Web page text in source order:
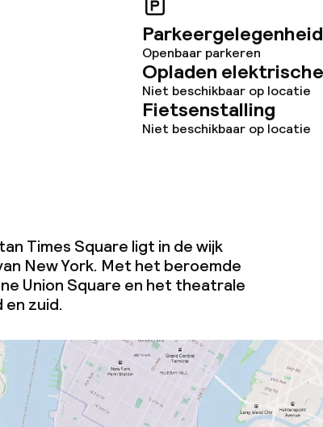
Parkeergelegenheid
Openbaar parkeren
Opladen
Niet beschikbaar op locatie
Fietsenstalling
Niet beschikbaar op locatie
Times Square ligt in de wijk
New York. Met het beroemde
Union Square en het theatrale
zuid.